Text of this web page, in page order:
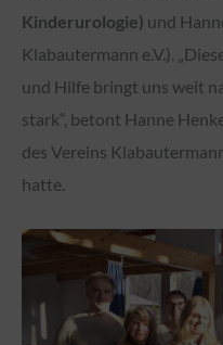
Kinderurologie) und
Klabautermann e.V.).
und Hilfe bringt uns weit
stark“, betont Hanne
des Vereins
hatte.